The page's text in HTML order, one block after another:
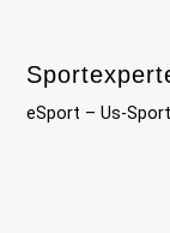
content
eSport – Us-